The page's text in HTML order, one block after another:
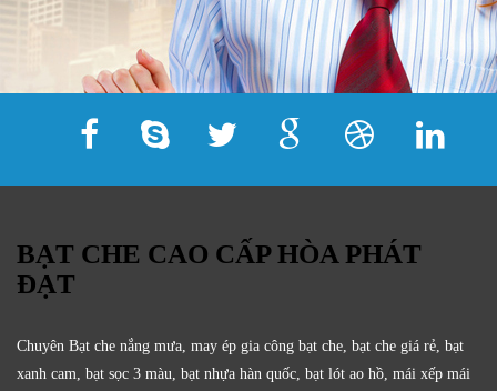
BẠT CHE CAO CẤP HÒA PHÁT
ĐẠT
Chuyên Bạt che nắng mưa, may ép gia công bạt che, bạt che giá rẻ, bạt
xanh cam, bạt sọc 3 màu, bạt nhựa hàn quốc, bạt lót ao hồ, mái xếp mái